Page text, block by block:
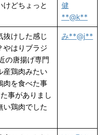
どちょっと
健
**@k**
抜けした感じ
やはりブラジ
の唐揚げ専門
産鶏肉みたい
肉を食べた事
事がありまし
い鶏肉でした
み**@j**